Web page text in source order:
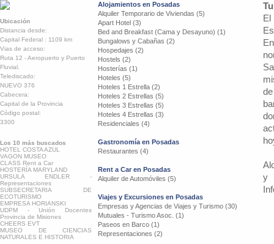
Ubicación
Distancia desde:
Capital Federal : 1109 km
Vias de acceso:
Ruta 12 - Aeropuerto y Puerto
Fluvial.
Telediscado:
NUEVO 376
Cabecera:
Capital de la Provincia
Código postal:
3300
Los 10 más buscados
HOTEL COSTA AZUL
VAGON MUSEO
CLASS Rent a Car
HOSTERÍA MARYLAND
URSULA ENDLER -
Representaciones
SUBSECRETARIA DE
ECOTURISMO
EMPRESA HORIANSKI
UDPM - Unión Docentes
Provincia de Misiones
CHEERS EVT
MUSEO DE CIENCIAS
NATURALES E HISTORIA
Alojamientos en Posadas
Alquiler Temporario de Viviendas (5)
Apart Hotel (3)
Bed and Breakfast (Cama y Desayuno) (1)
Bungalows y Cabañas (2)
Hospedajes (2)
Hostels (2)
Hosterías (1)
Hoteles (5)
Hoteles 1 Estrella (2)
Hoteles 2 Estrellas (5)
Hoteles 3 Estrellas (5)
Hoteles 4 Estrellas (3)
Residenciales (4)
Gastronomía en Posadas
Restaurantes (4)
Rent a Car en Posadas
Alquiler de Automóviles (5)
Viajes y Excursiones en Posadas
Empresas y Agencias de Viajes y Turismo (30)
Mutuales - Turismo Asoc. (1)
Paseos en Barco (1)
Representaciones (2)
El
y